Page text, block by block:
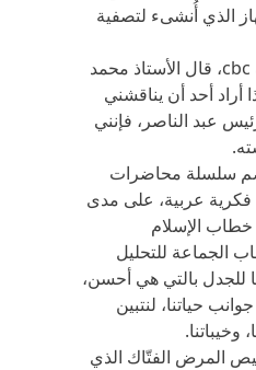
الذي أُنشىء لتصفية
قبل أيام وعلى فضائية cbc، قال الأستاذ محمد
أراد أحد أن يناقشني
عبد الناصر، فإنني
سلسلة محاضرات
عربية، على مدى
خطاب الإسلام
الجماعة للتحليل
للجدل بالتي هي أحسن،
حياتنا، لنتبين
وخيباتنا.
المرض الفتّاك الذي